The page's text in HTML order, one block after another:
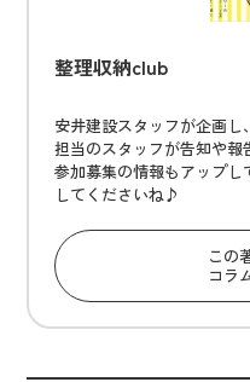
整理収納club
安井建設スタッフが企画
担当のスタッフが告知や報
参加募集の情報もアップし
してくださいね♪
この
コラ